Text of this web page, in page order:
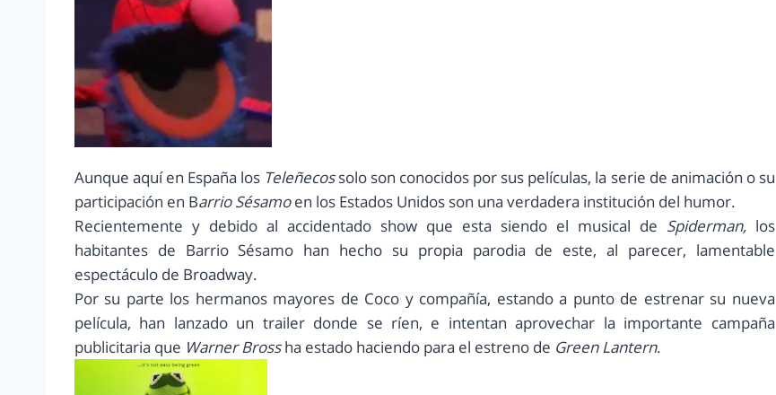
Aunque aquí en España los Teleñecossolo son conocidos por sus películas, la serie de animación o su
participación en Barrio Sésamoen los Estados Unidos son una verdadera institución del humor.
Recientemente y debido al accidentado show que esta siendo el musical de Spiderman,los
habitantes de Barrio Sésamo han hecho su propia parodia de este, al parecer, lamentable
espectáculo de Broadway.
Por su parte los hermanos mayores de Coco y compañía, estando a punto de estrenar su nueva
película, han lanzado un trailer donde se ríen, e intentan aprovechar la importante campaña
publicitaria que Warner Brossha estado haciendo para el estreno de Green Lantern.